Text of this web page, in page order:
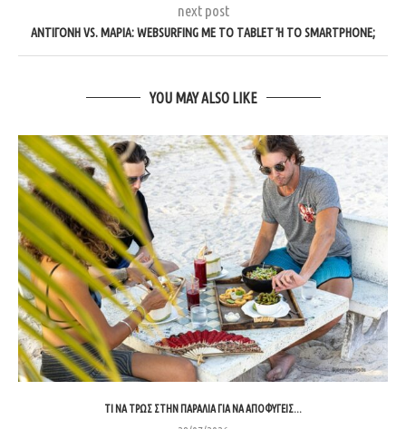
next post
ΑΝΤΙΓΌΝΗ VS. ΜΑΡΊΑ: WEBSURFING ΜΕ ΤΟ TABLET Ή ΤΟ SMARTPHONE;
YOU MAY ALSO LIKE
ΤΙ ΝΑ ΤΡΩΣ ΣΤΗΝ ΠΑΡΑΛΊΑ ΓΙΑ ΝΑ ΑΠΟΦΎΓΕΙΣ...